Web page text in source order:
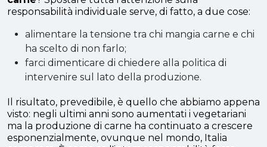
responsabilità individuale serve, di fatto, a due cose:
alimentare la tensione tra chi mangia carne e chi
ha scelto di non farlo;
farci dimenticare di chiedere alla politica di
intervenire sul lato della produzione.
Il risultato, prevedibile, è quello che abbiamo appena
visto: negli ultimi anni sono aumentati i vegetariani
ma la produzione di carne ha continuato a crescere
esponenzialmente, ovunque nel mondo, Italia